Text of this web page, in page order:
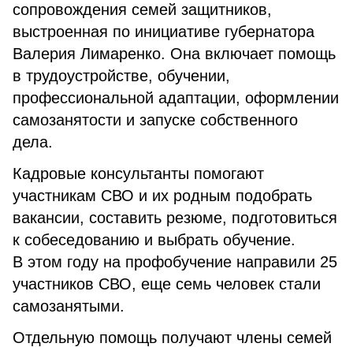
сопровождения семей защитников,
выстроенная по инициативе губернатора
Валерия Лимаренко. Она включает помощь
в трудоустройстве, обучении,
профессиональной адаптации, оформлении
самозанятости и запуске собственного
дела.
Кадровые консультанты помогают
участникам СВО и их родным подобрать
вакансии, составить резюме, подготовиться
к собеседованию и выбрать обучение.
В этом году на профобучение направили 25
участников СВО, еще семь человек стали
самозанятыми.
Отдельную помощь получают члены семей